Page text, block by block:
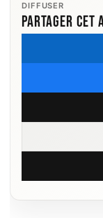
DIFFUSER
Partager cet